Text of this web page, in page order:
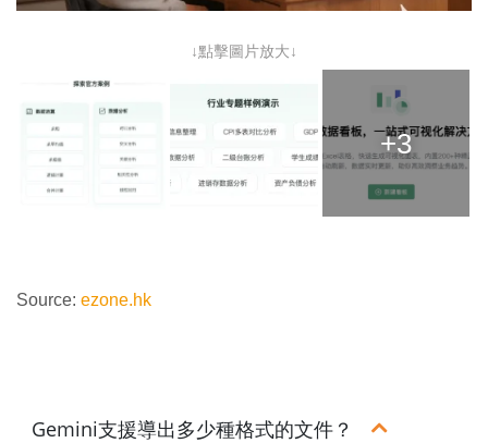
↓點擊圖片放大↓
+3
Source: ezone.hk
Gemini支援導出多少種格式的文件？